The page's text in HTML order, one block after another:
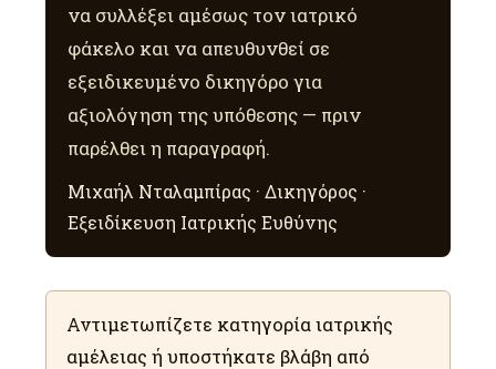
να συλλέξει αμέσως τον ιατρικό
φάκελο και να απευθυνθεί σε
εξειδικευμένο δικηγόρο για
αξιολόγηση της υπόθεσης — πριν
παρέλθει η παραγραφή.
Μιχαήλ Νταλαμπίρας · Δικηγόρος ·
Εξειδίκευση Ιατρικής Ευθύνης
Αντιμετωπίζετε κατηγορία ιατρικής
αμέλειας ή υποστήκατε βλάβη από